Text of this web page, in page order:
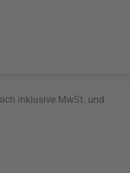
inklusive MwSt. und